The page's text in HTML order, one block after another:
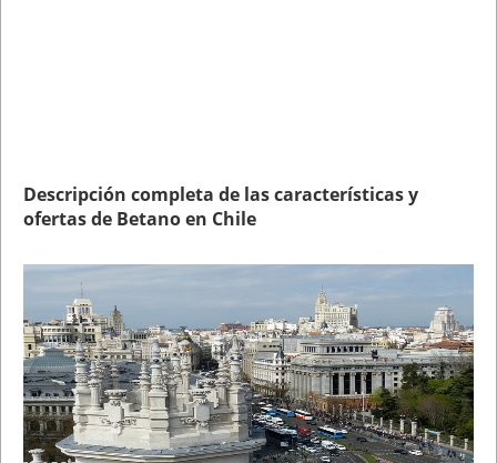
Descripción completa de las características y
ofertas de Betano en Chile